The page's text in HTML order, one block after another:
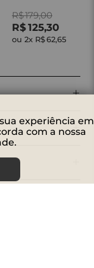
R$179,00
R$125,30
ou 2x R$62,65
+
+
experiência em
com a nossa